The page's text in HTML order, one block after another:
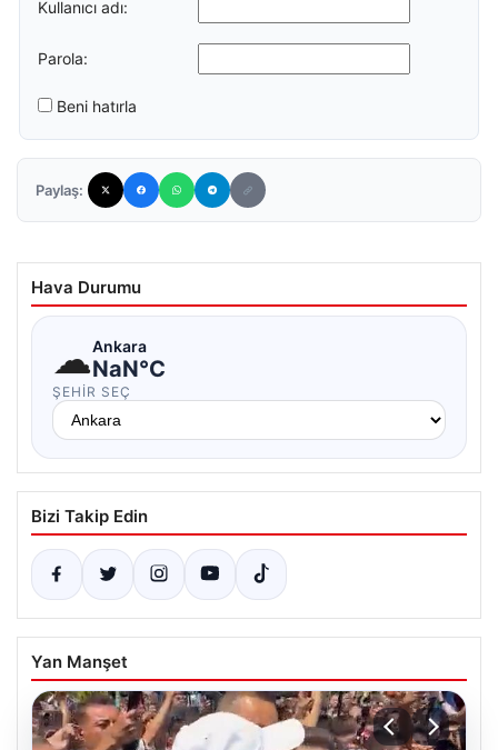
Kullanıcı adı:
Parola:
Beni hatırla
Paylaş:
Hava Durumu
☁Ankara
NaN°C
ŞEHIR SEÇ
Bizi Takip Edin
Yan Manşet